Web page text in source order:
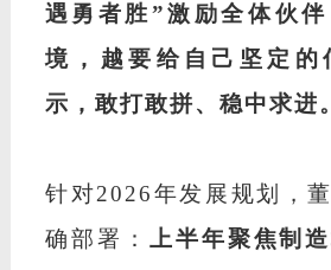
遇勇者胜”激励全体伙
境，越要给自己坚定的
示，敢打敢拼、稳中求进。
针对2026年发展规划，
确部署： 上半年聚焦制